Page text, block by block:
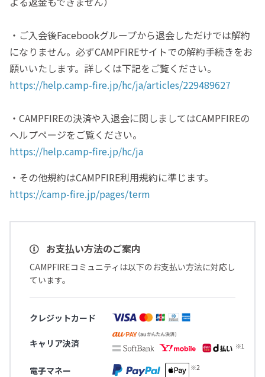
・ご入会後Facebookグループから退会しただけでは解約
になりません。必ずCAMPFIREサイトでの解約手続きをお
願いいたします。詳しくは下記をご覧ください。
https://help.camp-fire.jp/hc/ja/articles/229489627
・CAMPFIREの決済や入退会に関しましてはCAMPFIREの
ヘルプページをご覧ください。
https://help.camp-fire.jp/hc/ja
・その他規約はCAMPFIRE利用規約に準じます。
https://camp-fire.jp/pages/term
お支払い方法のご案内
CAMPFIREコミュニティは以下のお支払い方法に対応し
ています。
クレジットカード
キャリア決済
電子マネー